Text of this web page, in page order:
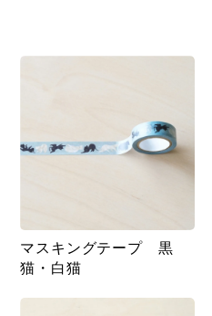
マスキングテープ 黒
猫・白猫